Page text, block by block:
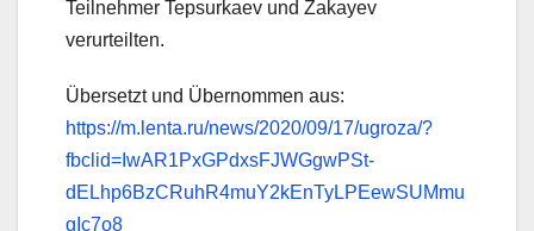
Teilnehmer Tepsurkaev und Zakayev
verurteilten.
Übersetzt und Übernommen aus:
https://m.lenta.ru/news/2020/09/17/ugroza/?
fbclid=IwAR1PxGPdxsFJWGgwPSt-
dELhp6BzCRuhR4muY2kEnTyLPEewSUMmu
gIc7o8